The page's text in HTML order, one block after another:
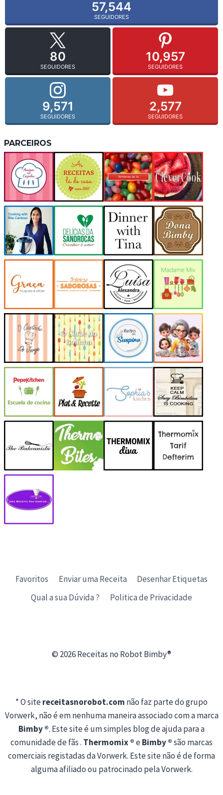
57,544
SEGUIDORES
80
SEGUIDORES
10,957
SEGUIDORES
9,571
SEGUIDORES
2,577
SEGUIDORES
PARCEIROS
Favoritos Enviar uma Receita
Desenhar Etiquetas
Qual a sua Dúvida ?
Politica de Privacidade
© 2026 Receitas no Robot Bimby®
* O sitereceitasnorobot.com não faz parte do grupo
Vorwerk, não é em nenhuma maneira associado com a marca
Bimby ®. Este site é um simples blog de ajuda para a
comunidade de fãs . Thermomix ®eBimby ®são marcas
comerciais registadas da Vorwerk. Este site não é de forma
alguma afiliado ou patrocinado pela Vorwerk.